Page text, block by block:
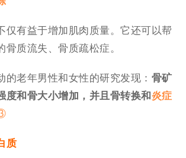
仅有益于增加肌肉质量。它还可以帮
骨质流失、骨质疏松症。
的老年男性和女性的研究发现： 骨矿
度和骨大小增加，并且骨转换和炎症
质